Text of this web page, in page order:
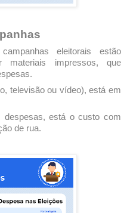
eleitorais estão
materiais impressos, que
televisão ou vídeo), está em
despesas, está o custo com
de rua.